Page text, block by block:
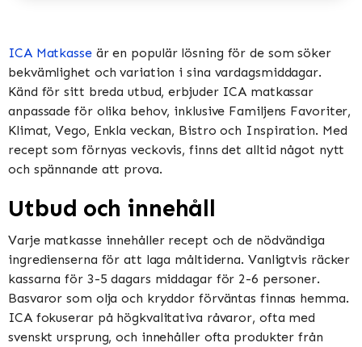
ICA Matkasseär en populär lösning för de som söker
bekvämlighet och variation i sina vardagsmiddagar.
Känd för sitt breda utbud, erbjuder ICA matkassar
anpassade för olika behov, inklusive Familjens Favoriter,
Klimat, Vego, Enkla veckan, Bistro och Inspiration​​​​. Med
recept som förnyas veckovis, finns det alltid något nytt
och spännande att prova​​.
Utbud och innehåll
Varje matkasse innehåller recept och de nödvändiga
ingredienserna för att laga måltiderna. Vanligtvis räcker
kassarna för 3-5 dagars middagar för 2-6 personer.
Basvaror som olja och kryddor förväntas finnas hemma​​.
ICA fokuserar på högkvalitativa råvaror, ofta med
svenskt ursprung, och innehåller ofta produkter från